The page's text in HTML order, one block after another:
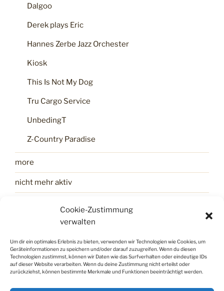
Cookie-Zustimmung
verwalten
Um dir ein optimales Erlebnis zu bieten, verwenden wir Technologien wie Cookies, um
Geräteinformationen zu speichern und/oder darauf zuzugreifen. Wenn du diesen
Technologien zustimmst, können wir Daten wie das Surfverhalten oder eindeutige IDs
auf dieser Website verarbeiten. Wenn du deine Zustimmung nicht erteilst oder
zurückziehst, können bestimmte Merkmale und Funktionen beeinträchtigt werden.
Dalgoo
Derek plays Eric
Hannes Zerbe Jazz Orchester
Kiosk
This Is Not My Dog
Tru Cargo Service
UnbedingT
Z-Country Paradise
more
nicht mehr aktiv
zur Datenschutzerklärung